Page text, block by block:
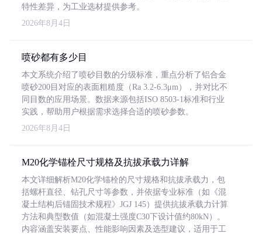
特性差异，为工业选材提供参考。
2026年8月4日
喷砂都有多少目
本文系统介绍了喷砂目数的分级标准，重点分析了铝合金
喷砂200目对应的表面粗糙度（Ra 3.2-6.3μm），并对比不
同目数的应用场景。数据来源包括ISO 8503-1标准和行业
实践，帮助用户根据需求选择合适的喷砂参数。
2026年8月4日
M20化学锚栓尺寸规格及抗拔承载力详解
本文详细解析M20化学锚栓的尺寸规格和抗拔承载力，包
括螺杆直径、钻孔尺寸等参数，并依据专业标准（如《混
凝土结构后锚固技术规程》JGJ 145）提供抗拔承载力计算
方法和典型数值（如混凝土强度C30下设计值约80kN）。
内容涵盖安装要点、性能影响因素及选型建议，适用于工